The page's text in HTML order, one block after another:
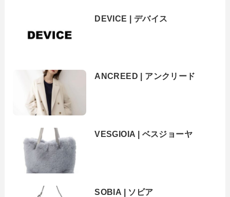
DEVICE | デバイス
ANCREED | アンクリード
VESGIOIA | ベスジョーヤ
SOBIA | ソビア